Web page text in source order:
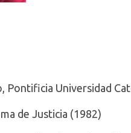
Pontificia Universidad
de Justicia (1982)